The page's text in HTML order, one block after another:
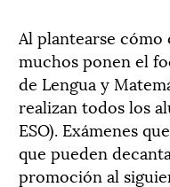
Al plantearse
muchos ponen el
de Lengua y
realizan todos los
ESO). Exámenes
que pueden
promoción al